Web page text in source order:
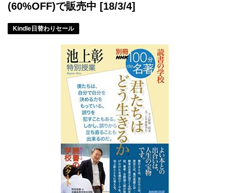
(60%OFF)で販売中 [18/3/4]
Kindle日替わりセール